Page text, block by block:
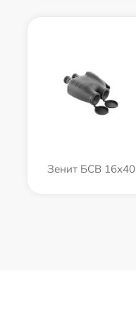
Зенит БСВ 16х40